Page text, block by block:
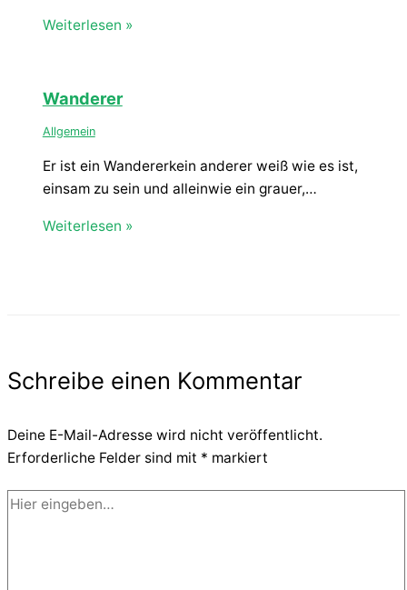
Weiterlesen »
Wanderer
Allgemein
Er ist ein Wandererkein anderer weiß wie es ist,
einsam zu sein und alleinwie ein grauer,…
Weiterlesen »
Schreibe einen Kommentar
Deine E-Mail-Adresse wird nicht veröffentlicht.
Erforderliche Felder sind mit * markiert
Hier